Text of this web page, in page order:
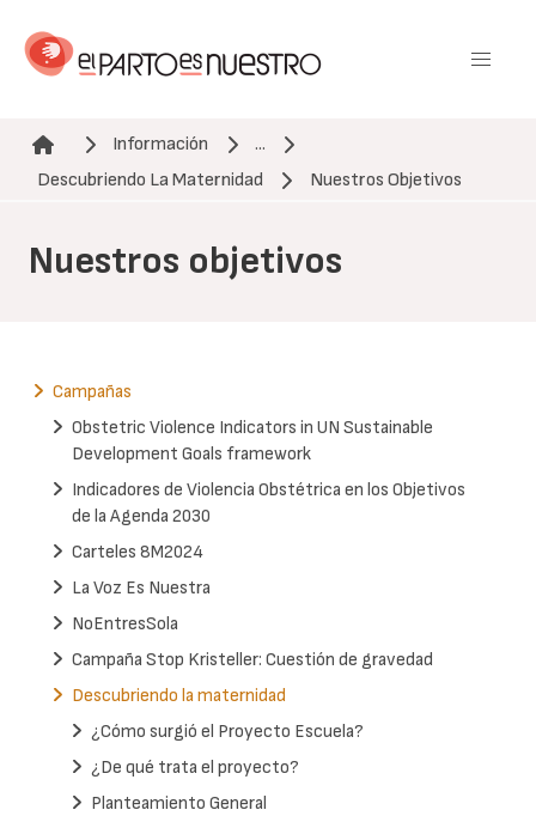
contenido
Ruta de navegación
Información
...
Descubriendo La Maternidad
Nuestros Objetivos
Nuestros objetivos
Campañas
Obstetric Violence Indicators in UN Sustainable
Development Goals framework
Indicadores de Violencia Obstétrica en los Objetivos
de la Agenda 2030
Carteles 8M2024
La Voz Es Nuestra
NoEntresSola
Campaña Stop Kristeller: Cuestión de gravedad
Descubriendo la maternidad
¿Cómo surgió el Proyecto Escuela?
¿De qué trata el proyecto?
Planteamiento General